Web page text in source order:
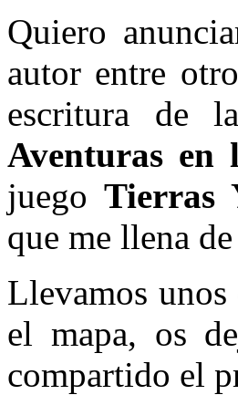
Quiero
autor entre
escritura de
Aventuras en
juego Tierras
que me llena
Llevamos
el mapa, os
compartido el